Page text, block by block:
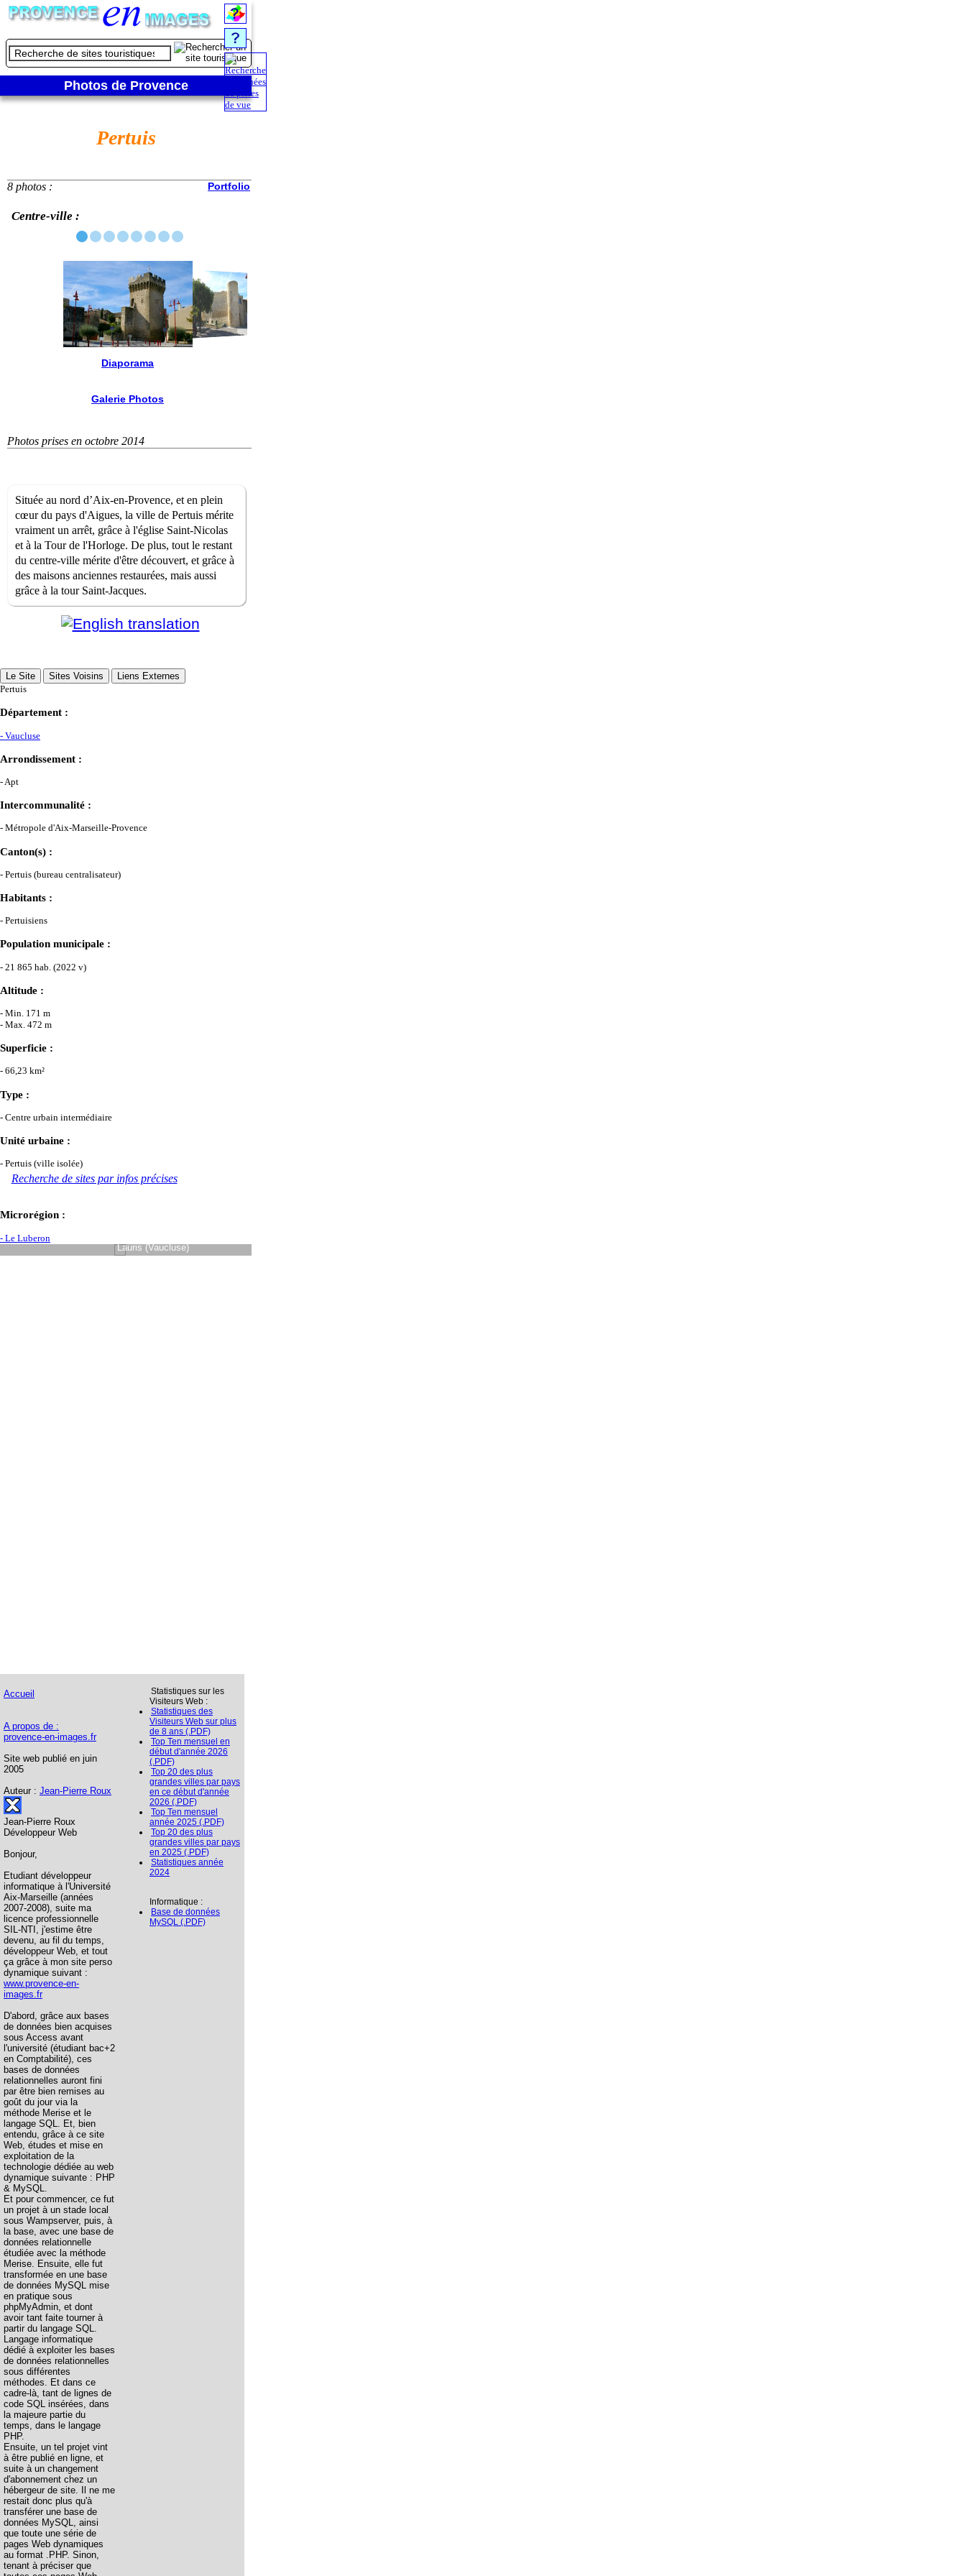
Photos de Provence
Pertuis
8 photos : Portfolio
Centre-ville :
Diaporama
Galerie Photos
Photos prises en octobre 2014
Située au nord d’Aix-en-Provence, et en plein
cœur du pays d'Aigues, la ville de Pertuis mérite
vraiment un arrêt, grâce à l'église Saint-Nicolas
et à la Tour de l'Horloge. De plus, tout le restant
du centre-ville mérite d'être découvert, et grâce à
des maisons anciennes restaurées, mais aussi
grâce à la tour Saint-Jacques.
Le Site Sites Voisins
Liens Externes
Pertuis
Département :
- Vaucluse
Arrondissement :
- Apt
Intercommunalité :
- Métropole d'Aix-Marseille-Provence
Canton(s) :
- Pertuis (bureau centralisateur)
Habitants :
- Pertuisiens
Population municipale :
- 21 865 hab. (2022 v)
Altitude :
- Min. 171 m
- Max. 472 m
Superficie :
- 66,23 km²
Type :
- Centre urbain intermédiaire
Unité urbaine :
- Pertuis (ville isolée)
Recherche de sites par infos précises
Microrégion :
- Le Luberon
Lauris (Vaucluse)
Accueil
A propos de :
provence-en-images.fr
Site web publié en juin
2005
Auteur : Jean-Pierre Roux
Jean-Pierre Roux
Développeur Web
Bonjour,
Etudiant développeur
informatique à l'Université
Aix-Marseille (années
2007-2008), suite ma
licence professionnelle
SIL-NTI, j'estime être
devenu, au fil du temps,
développeur Web, et tout
ça grâce à mon site perso
dynamique suivant :
www.provence-en-
images.fr
D'abord, grâce aux bases
de données bien acquises
sous Access avant
l'université (étudiant bac+2
en Comptabilité), ces
bases de données
relationnelles auront fini
par être bien remises au
goût du jour via la
méthode Merise et le
langage SQL. Et, bien
entendu, grâce à ce site
Web, études et mise en
exploitation de la
technologie dédiée au web
dynamique suivante : PHP
& MySQL.
Et pour commencer, ce fut
un projet à un stade local
sous Wampserver, puis, à
la base, avec une base de
données relationnelle
étudiée avec la méthode
Merise. Ensuite, elle fut
transformée en une base
de données MySQL mise
en pratique sous
phpMyAdmin, et dont
avoir tant faite tourner à
partir du langage SQL.
Langage informatique
dédié à exploiter les bases
de données relationnelles
sous différentes
méthodes. Et dans ce
cadre-là, tant de lignes de
code SQL insérées, dans
la majeure partie du
temps, dans le langage
PHP.
Ensuite, un tel projet vint
à être publié en ligne, et
suite à un changement
d'abonnement chez un
hébergeur de site. Il ne me
restait donc plus qu'à
transférer une base de
données MySQL, ainsi
que toute une série de
pages Web dynamiques
au format .PHP. Sinon,
tenant à préciser que
Statistiques sur les
Visiteurs Web :
Statistiques des
Visiteurs Web sur plus
de 8 ans (.PDF)
Top Ten mensuel en
début d'année 2026
(.PDF)
Top 20 des plus
grandes villes par pays
en ce début d'année
2026 (.PDF)
Top Ten mensuel
année 2025 (.PDF)
Top 20 des plus
grandes villes par pays
en 2025 (.PDF)
Statistiques année
2024
Informatique :
Base de données
MySQL (.PDF)